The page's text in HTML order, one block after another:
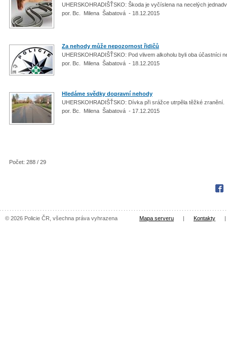
UHERSKOHRADIŠŤSKO: Škoda je vyčíslena na necelých
por. Bc. Milena Šabatová - 18.12.2015
Za nehody může nepozornost řidičů
UHERSKOHRADIŠŤSKO: Pod vlivem alkoholu byli oba účastníci
por. Bc. Milena Šabatová - 18.12.2015
Hledáme svědky dopravní nehody
UHERSKOHRADIŠŤSKO: Dívka při srážce utrpěla těžké zranění.
por. Bc. Milena Šabatová - 17.12.2015
Počet: 288 / 29
© 2026 Policie ČR, všechna práva vyhrazena Mapa serveru | Kontakty |